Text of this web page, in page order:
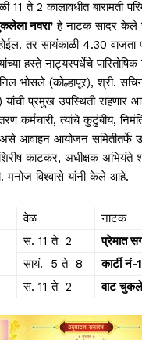
11 ते 2 कालावधीत बारामती
नवरा’ हे नाटक सादर केले
तर सायंकाळी 4.30
हस्ते नाट्यस्पर्धेचे पारितोषिक
भोसले (कोल्हापूर), श्री.
यांची प्रमुख उपस्थिती राहणार
कर्मचारी, त्यांचे कुटुंबीय,
असे आवाहन आयोजन समितीतर्फे
काटकर, अधीक्षक अभियंते
मनोज विश्वासे यांनी केले आहे.
वेळ नाटक
स. 11 ते 2
प्रेमात
सायं. 5 ते 8
कार्टी नं-1
स. 11 ते 2 वाट